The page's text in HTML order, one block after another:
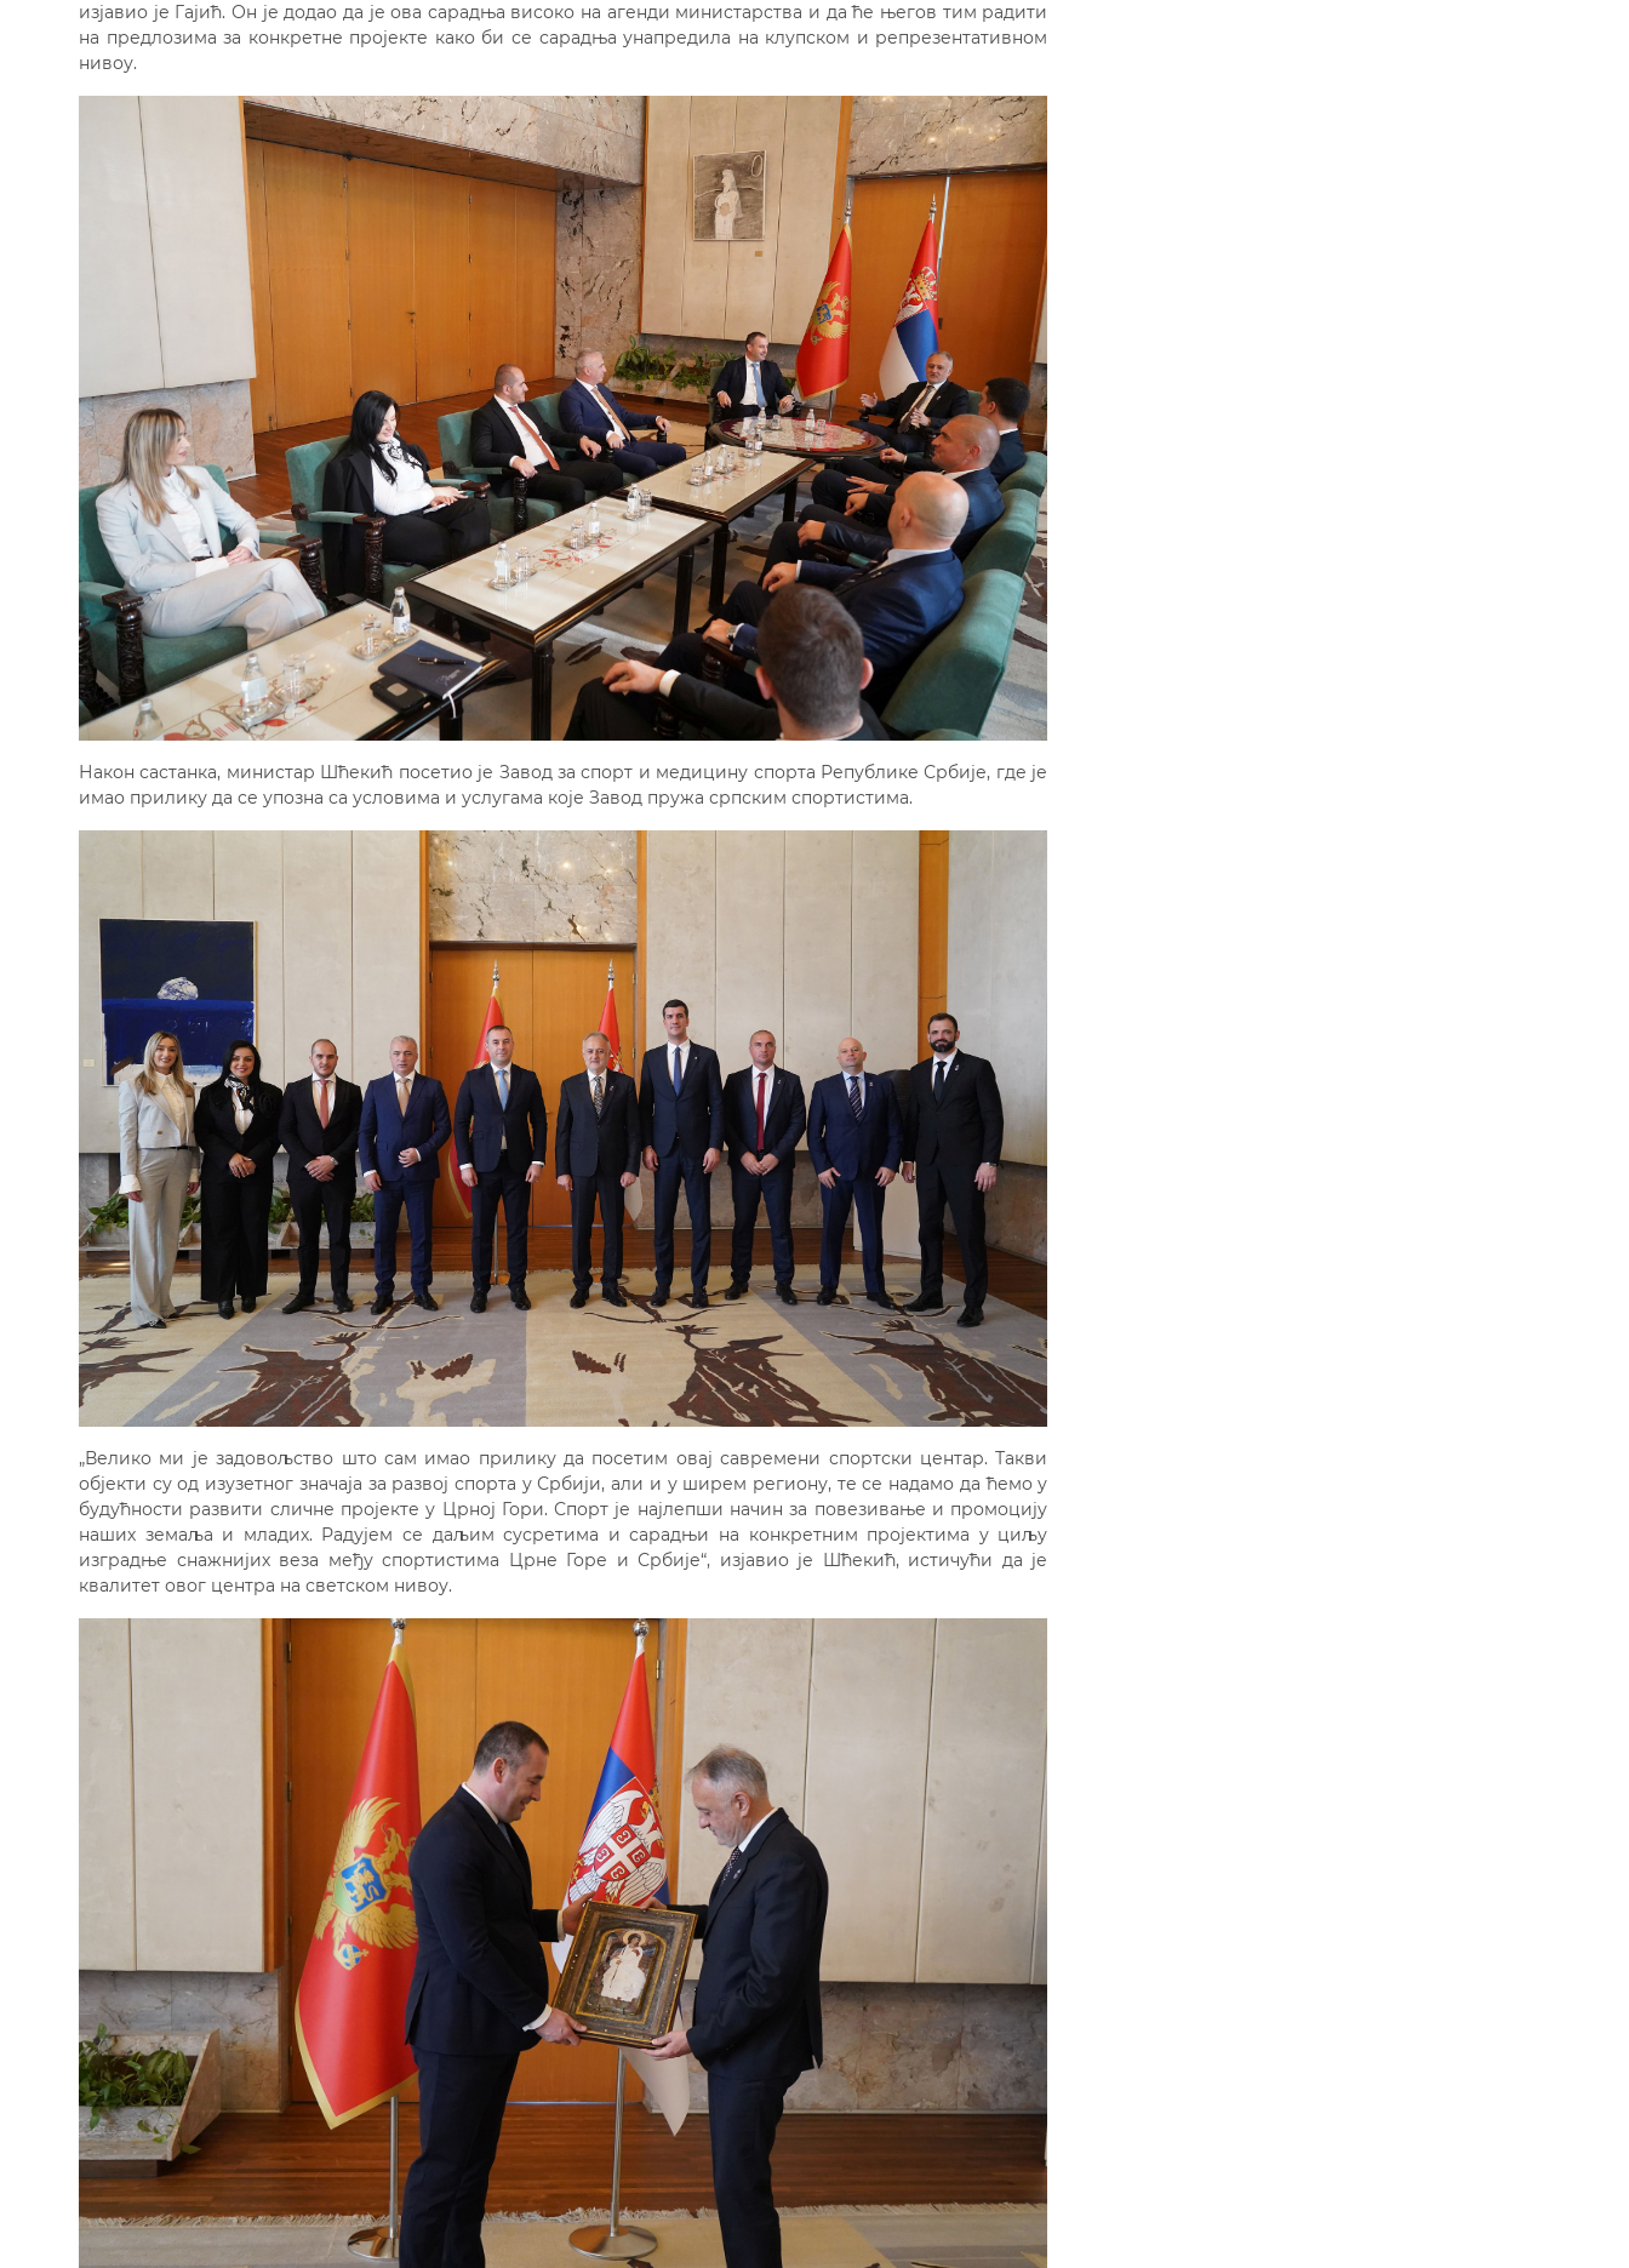
изјавио је Гајић. Он је додао да је ова сарадња високо на агенди министарства и да ће његов тим радити
на предлозима за конкретне пројекте како би се сарадња унапредила на клупском и репрезентативном
нивоу.
Након састанка, министар Шћекић посетио је Завод за спорт и медицину спорта Републике Србије, где је
имао прилику да се упозна са условима и услугама које Завод пружа српским спортистима.
„Велико ми је задовољство што сам имао прилику да посетим овај савремени спортски центар. Такви
објекти су од изузетног значаја за развој спорта у Србији, али и у ширем региону, те се надамо да ћемо у
будућности развити сличне пројекте у Црној Гори. Спорт је најлепши начин за повезивање и промоцију
наших земаља и младих. Радујем се даљим сусретима и сарадњи на конкретним пројектима у циљу
изградње снажнијих веза међу спортистима Црне Горе и Србије“, изјавио је Шћекић, истичући да је
квалитет овог центра на светском нивоу.